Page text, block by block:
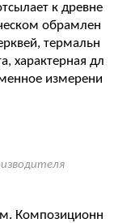
к древне
обрамлен
термальн
характерная дл
измерени
Композиционн